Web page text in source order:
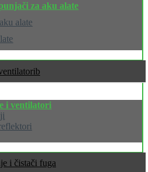
za aku alate
alate
i ventilatori
i čistači fuga